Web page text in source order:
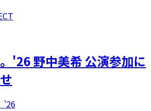
'26 野中美希 公演参加に
'26